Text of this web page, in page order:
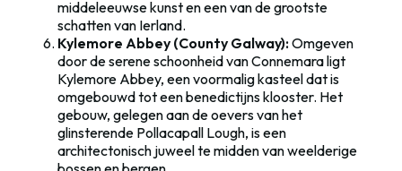
middeleeuwse kunst en een van de grootste
schatten van Ierland.
Kylemore Abbey (County Galway):Omgeven
door de serene schoonheid van Connemara ligt
Kylemore Abbey, een voormalig kasteel dat is
omgebouwd tot een benedictijns klooster. Het
gebouw, gelegen aan de oevers van het
glinsterende Pollacapall Lough, is een
architectonisch juweel te midden van weelderige